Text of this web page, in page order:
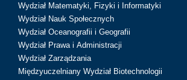
Wydział Matematyki, Fizyki i Informatyki
Wydział Nauk Społecznych
Wydział Oceanografii i Geografii
Wydział Prawa i Administracji
Wydział Zarządzania
Międzyuczelniany Wydział Biotechnologii